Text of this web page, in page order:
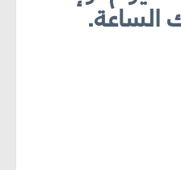
الساعة.